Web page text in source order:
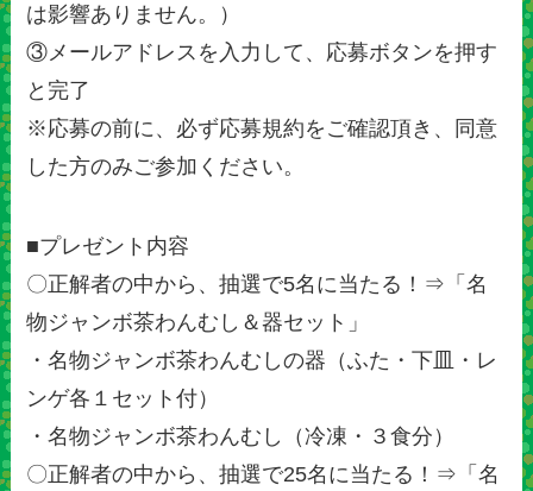
は影響ありません。）
③メールアドレスを入力して、応募ボタンを押す
と完了
※応募の前に、必ず応募規約をご確認頂き、同意
した方のみご参加ください。
■プレゼント内容
〇正解者の中から、抽選で5名に当たる！⇒「名
物ジャンボ茶わんむし＆器セット」
・名物ジャンボ茶わんむしの器（ふた・下皿・レ
ンゲ各１セット付）
・名物ジャンボ茶わんむし（冷凍・３食分）
〇正解者の中から、抽選で25名に当たる！⇒「名